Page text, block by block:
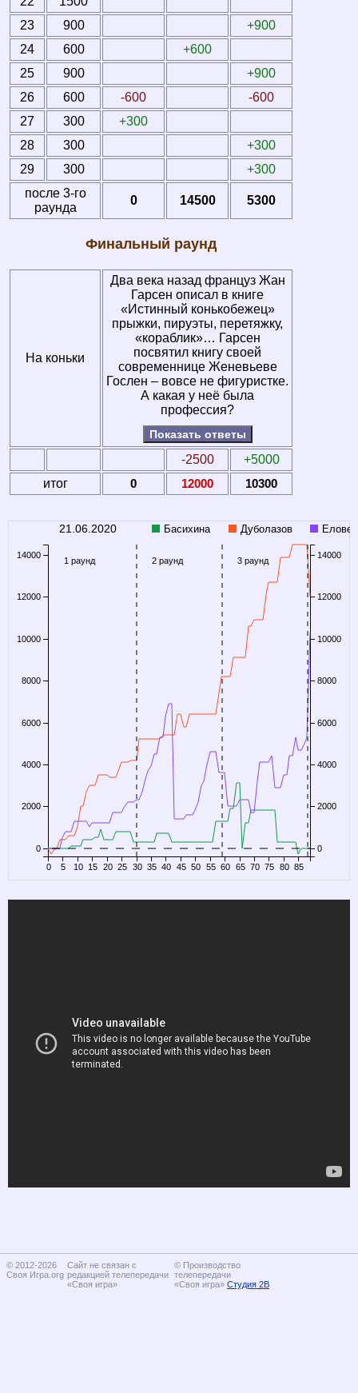
23
900
+900
24
600
+600
25
900
+900
26
600 -600
-600
27
300
+300
28
300
+300
29
300
+300
после 3-го
раунда
0 14500 5300
Финальный раунд
На коньки
Два века назад француз Жан
Гарсен описал в книге
«Истинный конькобежец»
прыжки, пируэты, перетяжку,
«кораблик»… Гарсен
посвятил книгу своей
современнице Женевьеве
Гослен – вовсе не фигуристке.
А какая у неё была
профессия?
Показать ответы
-2500
+5000
итог
0 12000 10300
21.06.2020
1 раунд 2 раунд 3 раунд
0 5 10 15 20 25 30 35 40 45 50 55 60 65 70 75 80 85
0
2000
4000
6000
8000
10000
12000
14000
0
2000
4000
6000
8000
10000
12000
14000
Басихина Дуболазов
© 2012-2026
Своя Игра.org
Сайт не связан с
редакцией телепередачи
«Своя игра»
© Производство
телепередачи
«Своя игра» Студия 2В